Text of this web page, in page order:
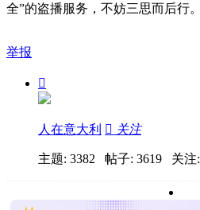
全”的盗播服务，不妨三思而后行。
举报

人在意大利  关注
主题: 3382 帖子: 3619 关注: